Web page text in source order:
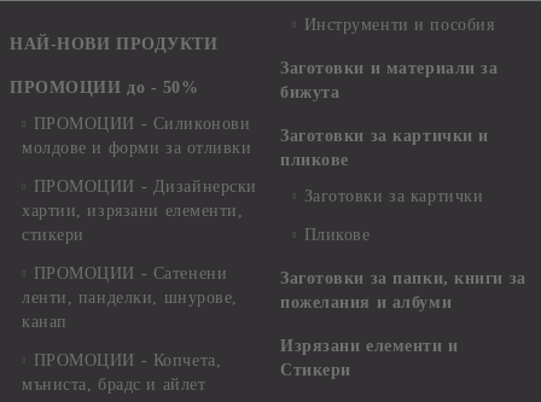
НАЙ-НОВИ ПРОДУКТИ
ПРОМОЦИИ до - 50%
ПРОМОЦИИ - Силиконови
молдове и форми за отливки
ПРОМОЦИИ - Дизайнерски
хартии, изрязани елементи,
стикери
ПРОМОЦИИ - Сатенени
ленти, панделки, шнурове,
канап
ПРОМОЦИИ - Копчета,
мъниста, брадс и айлет
Инструменти и пособия
Заготовки и материали за
бижута
Заготовки за картички и
пликове
Заготовки за картички
Пликове
Заготовки за папки, книги за
пожелания и албуми
Изрязани елементи и
Стикери